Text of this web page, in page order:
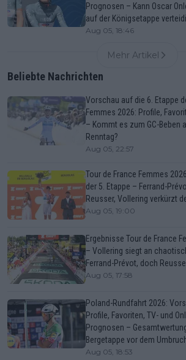
Prognosen – Kann Oscar
auf der Königsetappe
Aug 05, 18:46
Mehr Artikel
Beliebte Nachrichten
Vorschau auf die 6. Etappe
Femmes 2026: Profile,
– Kommt es zum GC-Beben
Renntag?
Aug 05, 22:57
Tour de France Femmes
der 5. Etappe – Ferrand-
Reusser, Vollering verkürzt
Aug 05, 19:00
Ergebnisse Tour de France
– Vollering siegt an
Ferrand-Prévot, doch
Aug 05, 17:58
Poland-Rundfahrt 2026:
Profile, Favoriten, TV- und
Prognosen –
Bergetappe vor dem
Aug 05, 18:53